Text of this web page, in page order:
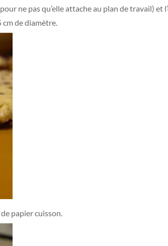
ne pas qu’elle attache au plan de travail) et
cm de diamètre.
papier cuisson.